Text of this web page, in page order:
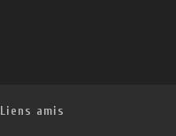
Liens amis